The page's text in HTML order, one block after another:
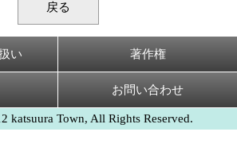
戻る
い 著作権
お問い合わせ
katsuura Town, All Rights Reserved.